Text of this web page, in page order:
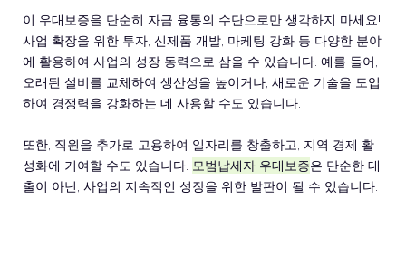
이 우대보증을 단순히 자금 융통의 수단으로만 생각하지 마세요!
사업 확장을 위한 투자, 신제품 개발, 마케팅 강화 등 다양한 분야
에 활용하여 사업의 성장 동력으로 삼을 수 있습니다. 예를 들어,
오래된 설비를 교체하여 생산성을 높이거나, 새로운 기술을 도입
하여 경쟁력을 강화하는 데 사용할 수도 있습니다.
또한, 직원을 추가로 고용하여 일자리를 창출하고, 지역 경제 활
성화에 기여할 수도 있습니다. 모범납세자 우대보증은 단순한 대
출이 아닌, 사업의 지속적인 성장을 위한 발판이 될 수 있습니다.